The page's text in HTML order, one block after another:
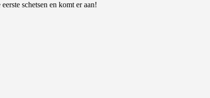
schetsen en komt er aan!